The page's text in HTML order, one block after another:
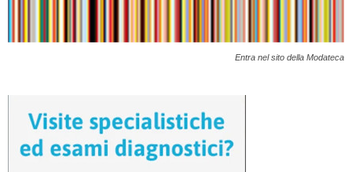
Entra nel sito della Modateca